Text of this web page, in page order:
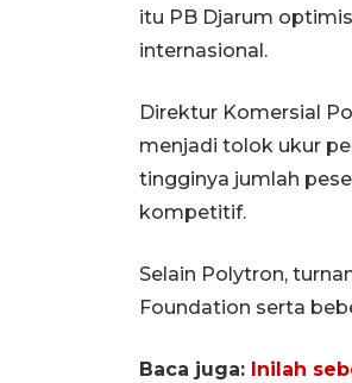
itu PB Djarum
internasional.
Direktur Komersial
menjadi tolok ukur
tingginya jumlah
kompetitif.
Selain Polytron,
Foundation serta
Baca juga: Inilah